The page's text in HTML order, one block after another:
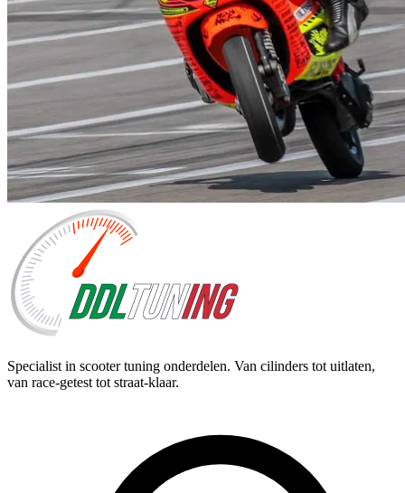
Specialist in scooter tuning onderdelen. Van cilinders tot uitlaten,
van race-getest tot straat-klaar.